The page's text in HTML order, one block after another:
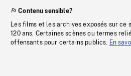
Contenu sensible?
Les films et les archives exposés sur ce
120 ans. Certaines scènes ou termes
offensants pour certains publics. En